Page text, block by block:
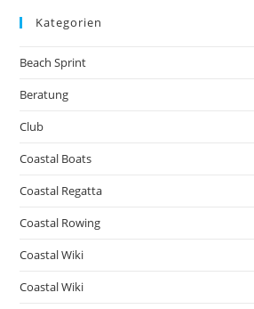
Kategorien
Beach Sprint
Beratung
Club
Coastal Boats
Coastal Regatta
Coastal Rowing
Coastal Wiki
Coastal Wiki